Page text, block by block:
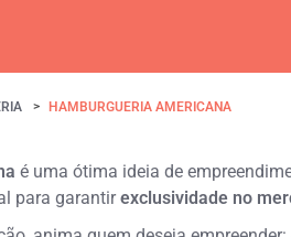
HAMBURGUERIA AMERICANA
é uma ótima ideia de
para garantirexclusividade no